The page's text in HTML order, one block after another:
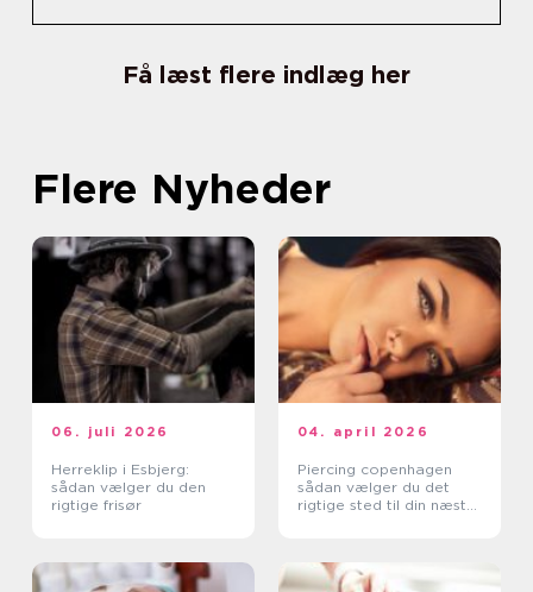
Få læst flere indlæg her
Flere Nyheder
06. juli 2026
Herreklip i Esbjerg:
sådan vælger du den
rigtige frisør
04. april 2026
Piercing copenhagen
sådan vælger du det
rigtige sted til din næste